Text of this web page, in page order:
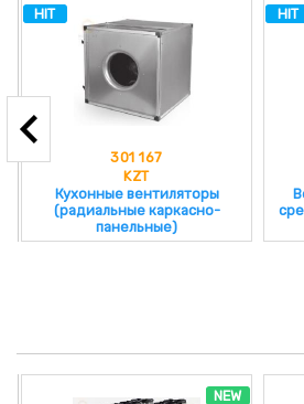
HIT
301 167
KZT
Кухонные вентиляторы
(радиальные каркасно-
панельные)
HIT
NEW